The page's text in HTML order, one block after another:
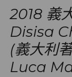
2018 義
Disisa
(義大利
Luca